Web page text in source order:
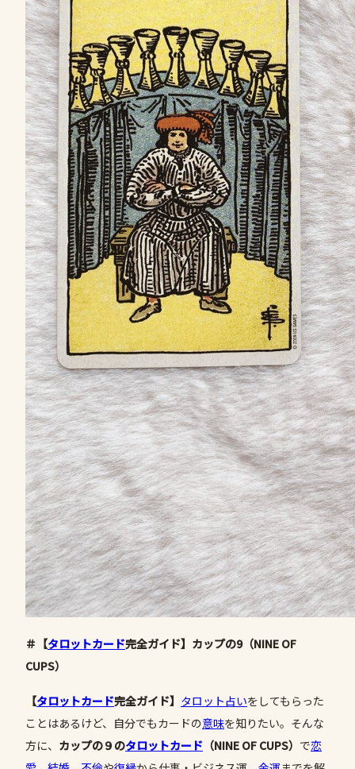
＃【タロットカード完全ガイド】カップの9（NINE OF
CUPS）
【タロットカード完全ガイド】 タロット占いをしてもらった
ことはあるけど、自分でもカードの意味を知りたい。そんな
方に、 カップの９のタロットカード （NINE OF CUPS） で恋